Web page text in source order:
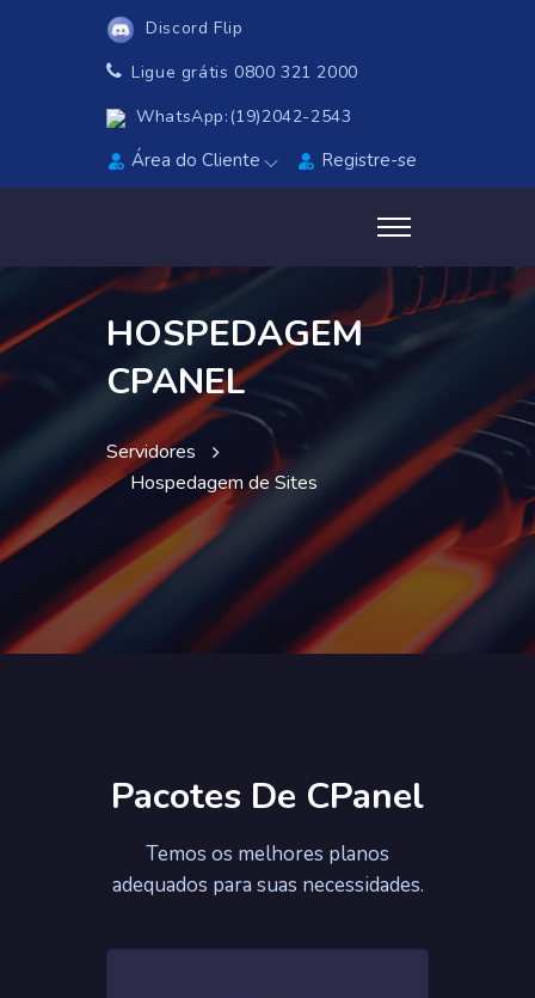
Discord Flip
Ligue grátis 0800 321 2000
WhatsApp:(19)2042-2543
Área do Cliente Registre-se
HOSPEDAGEM
CPANEL
Servidores
Hospedagem de Sites
Pacotes De CPanel
Temos os melhores planos
adequados para suas necessidades.